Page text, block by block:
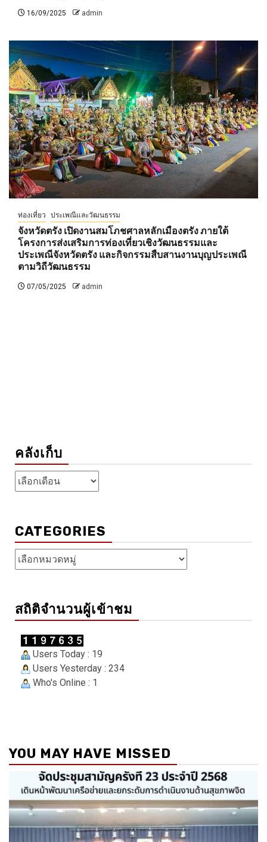
16/09/2025 admin
ท่องเที่ยว ประเพณีและวัฒนธรรม
จังหวัดตรัง เปิดงานสมโภชศาลหลักเมืองตรัง ภายใต้
โครงการส่งเสริมการท่องเที่ยวเชิงวัฒนธรรมและ
ประเพณีจังหวัดตรัง และกิจกรรมสืบสานงานบุญประเพณี
ตามวิถีวัฒนธรรม
07/05/2025 admin
คลังเก็บ
คลัง
เก็บ
CATEGORIES
Categories
สถิติจำนวนผู้เข้าชม
Users Today : 19
Users Yesterday : 234
Who's Online : 1
YOU MAY HAVE MISSED